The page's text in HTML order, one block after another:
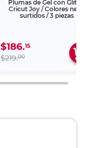
Plumas de Gel con Glitter
Cricut Joy / Colores neón
surtidos / 3 piezas
$186.15
$219.00